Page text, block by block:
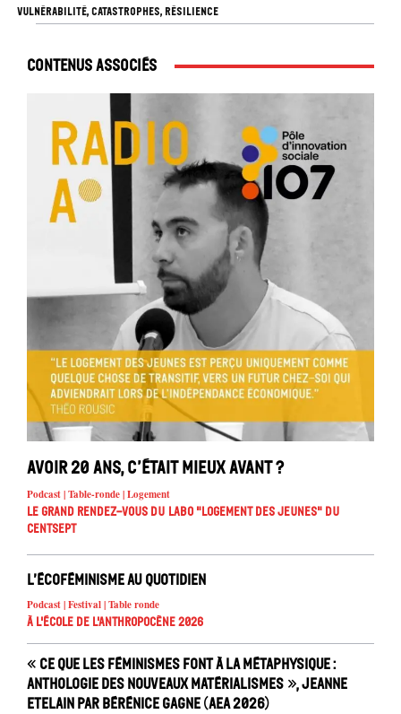
VULNÉRABILITÉ, CATASTROPHES, RÉSILIENCE
Contenus associés
Avoir 20 ans, c’était mieux avant ?
Podcast | Table-ronde | Logement
Le Grand Rendez-vous du Labo "Logement des jeunes" du
Centsept
L’écoféminisme au quotidien
Podcast | Festival | Table ronde
À l'école de l'Anthropocène 2026
« Ce que les féminismes font à la métaphysique :
anthologie des nouveaux matérialismes », Jeanne
Etelain par Bérénice Gagne (AEA 2026)